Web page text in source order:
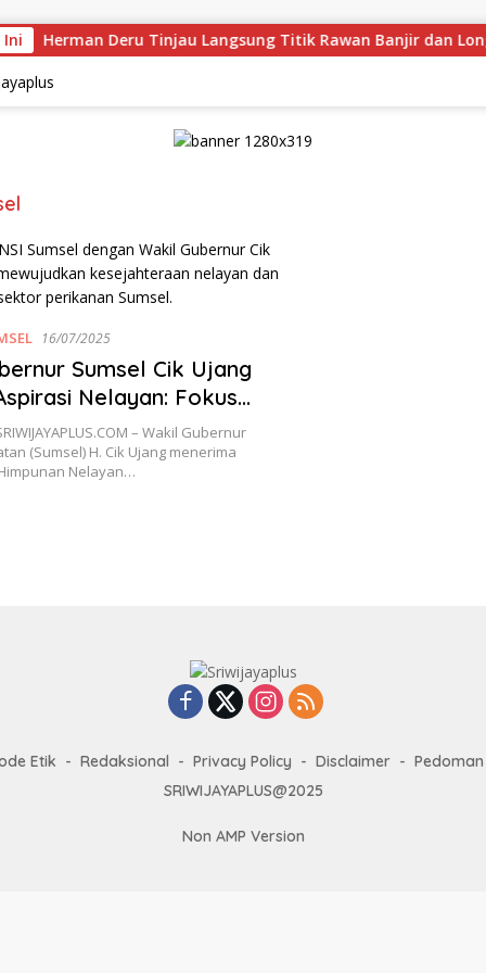
Ini
Herman Deru Tinjau Langsung Titik Rawan Banjir dan
16/07/2025
Sumsel Cik Ujang
Nelayan: Fokus
TPI untuk
Laut Sumsel
– Wakil Gubernur
(Sumsel) H. Cik Ujang menerima
Nelayan…
Etik Redaksional Privacy Policy Disclaimer
SRIWIJAYAPLUS@2025
Non AMP Version